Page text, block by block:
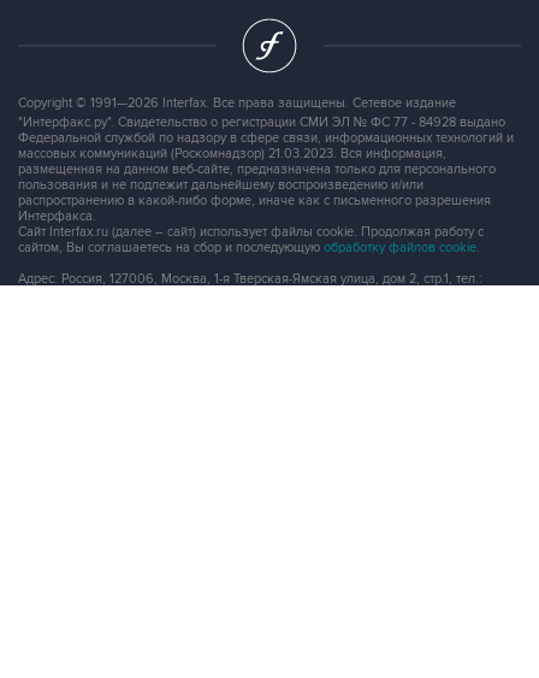
Copyright © 1991—2026 Interfax. Все права защищены. Сетевое издание
"Интерфакс.ру". Свидетельство о регистрации СМИ ЭЛ № ФС 77 - 84928 выдано
Федеральной службой по надзору в сфере связи, информационных технологий и
массовых коммуникаций (Роскомнадзор) 21.03.2023. Вся информация,
размещенная на данном веб-сайте, предназначена только для персонального
пользования и не подлежит дальнейшему воспроизведению и/или
распространению в какой-либо форме, иначе как с письменного разрешения
Интерфакса.
Сайт Interfax.ru (далее – сайт) использует файлы cookie. Продолжая работу с
сайтом, Вы соглашаетесь на сбор и последующую обработку файлов cookie.
Адрес: Россия, 127006, Москва, 1-я Тверская-Ямская улица, дом 2, стр.1, тел.: